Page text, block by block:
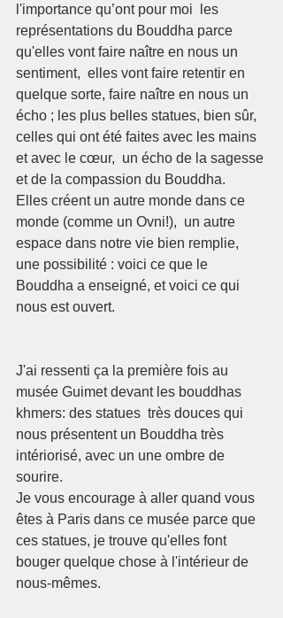
l'importance qu’ont pour moi  les
représentations du Bouddha parce
qu'elles vont faire naître en nous un
sentiment,  elles vont faire retentir en
quelque sorte, faire naître en nous un
écho ; les plus belles statues, bien sûr,
celles qui ont été faites avec les mains
et avec le cœur,  un écho de la sagesse
et de la compassion du Bouddha.
Elles créent un autre monde dans ce
monde (comme un Ovni!),  un autre
espace dans notre vie bien remplie,
une possibilité : voici ce que le
Bouddha a enseigné, et voici ce qui
nous est ouvert.
J'ai ressenti ça la première fois au
musée Guimet devant les bouddhas
khmers: des statues  très douces qui
nous présentent un Bouddha très
intériorisé, avec un une ombre de
sourire.
Je vous encourage à aller quand vous
êtes à Paris dans ce musée parce que
ces statues, je trouve qu'elles font
bouger quelque chose à l'intérieur de
nous-mêmes.